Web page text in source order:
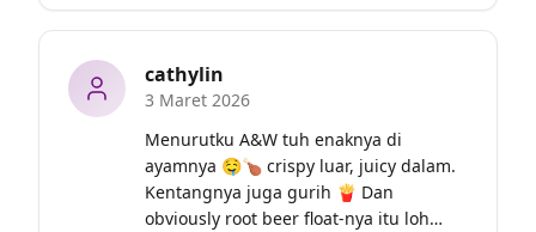
cathylin
3 Maret 2026
Menurutku A&W tuh enaknya di
ayamnya 🤤🍗 crispy luar, juicy dalam.
Kentangnya juga gurih 🍟 Dan
obviously root beer float-nya itu loh…